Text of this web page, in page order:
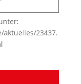
23437.